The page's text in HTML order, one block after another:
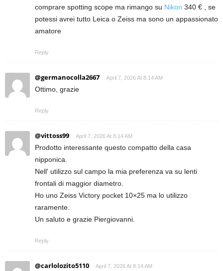
comprare spotting scope ma rimango su Nikon 340 € , se
potessi avrei tutto Leica o Zeiss ma sono un appassionato
amatore
Reply
@germanocolla2667 April 7, 2026 At 8:14 AM
Ottimo, grazie
Reply
@vittoss99 April 7, 2026 At 8:14 AM
Prodotto interessante questo compatto della casa
nipponica.
Nell' utilizzo sul campo la mia preferenza va su lenti
frontali di maggior diametro.
Ho uno Zeiss Victory pocket 10×25 ma lo utilizzo
raramente.
Un saluto e grazie Piergiovanni.
Reply
@carlolozito5110 April 7, 2026 At 8:14 AM